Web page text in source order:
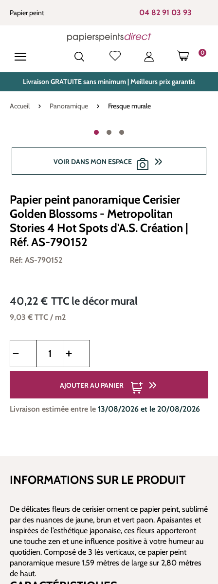
principal
Papier peint 04 82 91 03 93
0
LE
Livraison GRATUITE sans minimum | Meilleurs prix garantis
Accueil Panoramique Fresque murale
VOIR DANS MON ESPACE
Papier peint panoramique Cerisier
Golden Blossoms - Metropolitan
Stories 4 Hot Spots d'A.S. Création |
Réf. AS-790152
Réf: AS-790152
40,22 € TTC le décor mural
9,03 € TTC / m2
AJOUTER AU PANIER
Livraison estimée entre le 13/08/2026 et le 20/08/2026
INFORMATIONS SUR LE PRODUIT
De délicates fleurs de cerisier ornent ce papier peint, sublimé
par des nuances de jaune, brun et vert paon. Apaisantes et
inspirées de l’esthétique japonaise, ces fleurs apporteront
une touche zen et une influence positive à votre humeur au
quotidien. Composé de 3 lés verticaux, ce papier peint
panoramique mesure 1,59 mètres de large sur 2,80 mètres
de haut.